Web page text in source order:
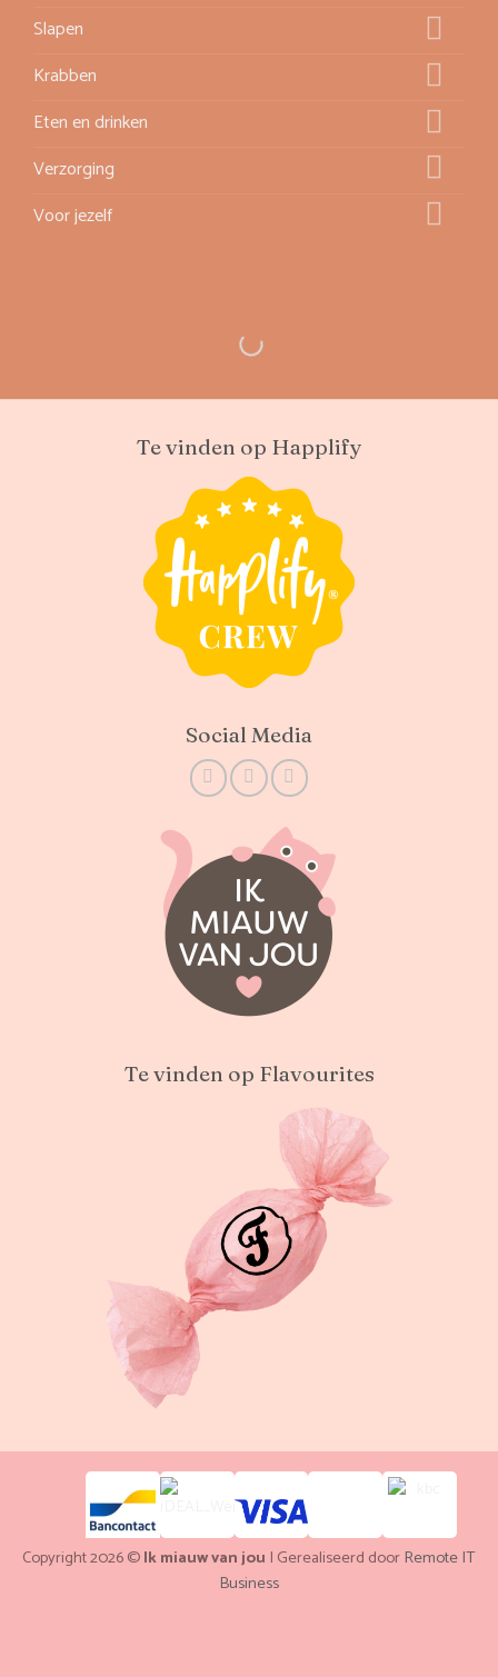
Slapen
Krabben
Eten en drinken
Verzorging
Voor jezelf
Te vinden op Happlify
Social Media
Te vinden op Flavourites
Copyright 2026 ©Ik miauw van jou | Gerealiseerd doorRemote IT
Business